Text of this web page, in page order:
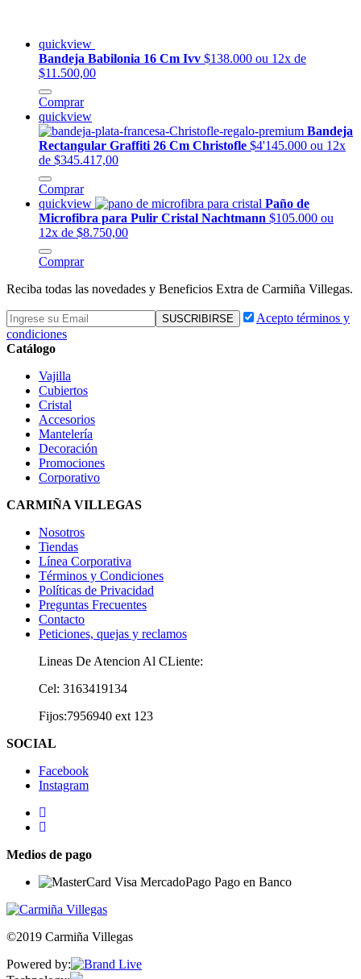
quickview
Bandeja Babilonia 16 Cm Ivv $138.000 ou 12x de
$11.500,00
Comprar
quickview
Bandeja
Rectangular Graffiti 26 Cm Christofle $4'145.000 ou 12x
de $345.417,00
Comprar
quickview
Paño de
Microfibra para Pulir Cristal Nachtmann $105.000 ou
12x de $8.750,00
Comprar
Reciba todas las novedades y Beneficios Extra de Carmiña Villegas.
Acepto términos y
condiciones
Catálogo
Vajilla
Cubiertos
Cristal
Accesorios
Mantelería
Decoración
Promociones
Corporativo
CARMIÑA VILLEGAS
Nosotros
Tiendas
Línea Corporativa
Términos y Condiciones
Políticas de Privacidad
Preguntas Frecuentes
Contacto
Peticiones, quejas y reclamos
Lineas De Atencion Al CLiente:
Cel: 3163419134
Fijos:7956940 ext 123
SOCIAL
Facebook
Instagram
Medios de pago
©2019 Carmiña Villegas
Powered by: